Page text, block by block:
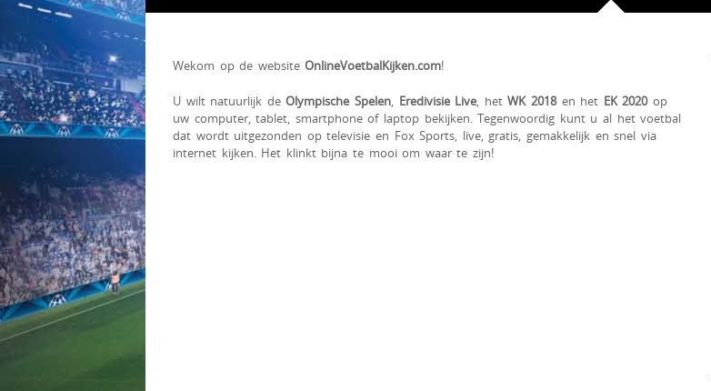
Wekom op de websiteOnlineVoetbalKijken.com!
U wilt natuurlijk deOlympische Spelen, Eredivisie Live, hetWK 2018en het EK 2020op
uw computer, tablet, smartphone of laptop bekijken. Tegenwoordig kunt u al het voetbal
dat wordt uitgezonden op televisie en Fox Sports, live, gratis, gemakkelijk en snel via
internet kijken. Het klinkt bijna te mooi om waar te zijn!